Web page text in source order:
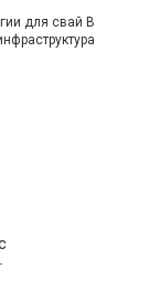
для свай В